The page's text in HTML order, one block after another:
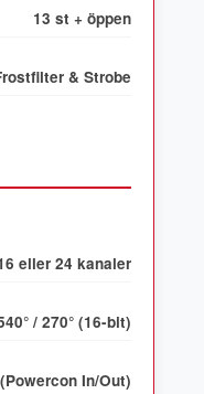
13 st + öppen
& Strobe
eller 24 kanaler
/ 270° (16-bit)
In/Out)